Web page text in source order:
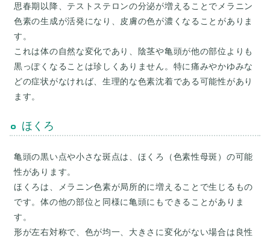
思春期以降、テストステロンの分泌が増えることでメラニン
色素の生成が活発になり、皮膚の色が濃くなることがありま
す。
これは体の自然な変化であり、陰茎や亀頭が他の部位よりも
黒っぽくなることは珍しくありません。特に痛みやかゆみな
どの症状がなければ、生理的な色素沈着である可能性があり
ほくろ
亀頭の黒い点や小さな斑点は、ほくろ（色素性母斑）の可能
性があります。
ほくろは、メラニン色素が局所的に増えることで生じるもの
です。体の他の部位と同様に亀頭にもできることがありま
す。
形が左右対称で、色が均一、大きさに変化がない場合は良性